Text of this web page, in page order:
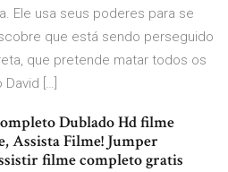
Ele usa seus poderes para se
que está sendo perseguido
que pretende matar todos os
[…]
Dublado Hd filme
Assista Filme! Jumper
filme completo gratis